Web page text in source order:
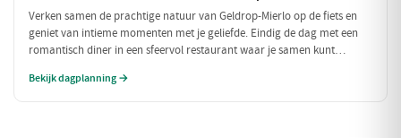
Verken samen de prachtige natuur van Geldrop-Mierlo op de fiets en
geniet van intieme momenten met je geliefde. Eindig de dag met een
romantisch diner in een sfeervol restaurant waar je samen kunt
Bekijk dagplanning →